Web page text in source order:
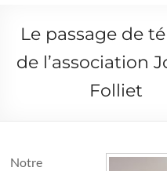
Le passage de
de l’association
Folliet
Notre